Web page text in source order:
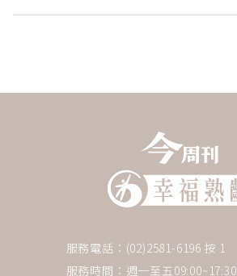
服務電話：(02)2581-6196 按 1
服務時間：週一至五